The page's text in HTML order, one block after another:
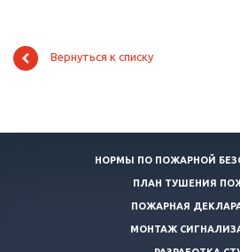
Вернуться к списку
НОРМЫ ПО ПОЖАРНОЙ
ПЛАН ТУШЕНИЯ
ПОЖАРНАЯ
МОНТАЖ